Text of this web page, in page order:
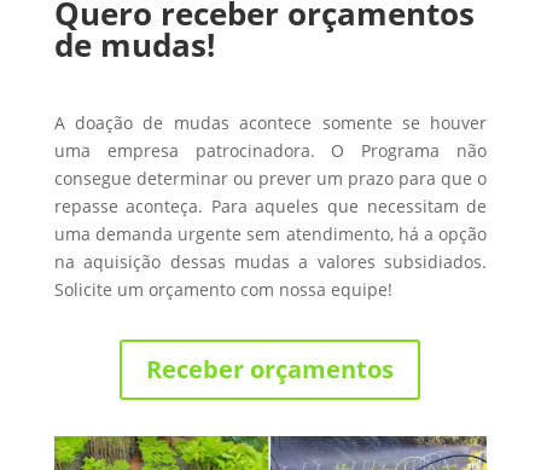
Quero receber orçamentos
de mudas!
A doação de mudas acontece somente se houver
uma empresa patrocinadora. O Programa não
consegue determinar ou prever um prazo para que o
repasse aconteça. Para aqueles que necessitam de
uma demanda urgente sem atendimento, há a opção
na aquisição dessas mudas a valores subsidiados.
Solicite um orçamento com nossa equipe!
Receber orçamentos